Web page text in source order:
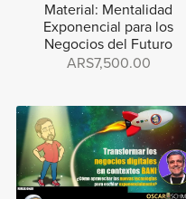
Material: Mentalidad
Exponencial para los
Negocios del Futuro
ARS7,500.00